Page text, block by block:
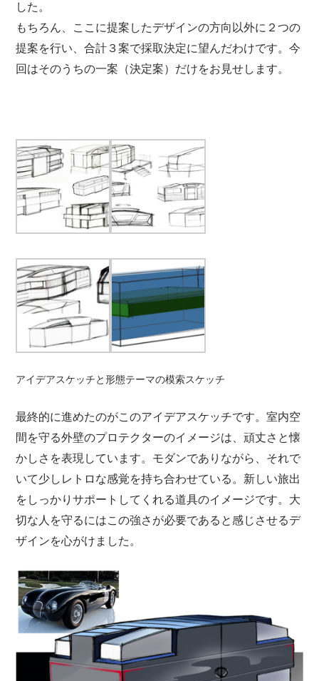
した。
もちろん、ここに提案したデザインの方向以外に２つの
提案を行い、合計３案で採取決定に望んだわけです。今
回はそのうちの一案（決定案）だけをお見せします。
アイデアスケッチと形態テーマの模索スケッチ
最終的に進めたのがこのアイデアスケッチです。室内空
間を守る外壁のプロテクターのイメージは、頑丈さと懐
かしさを表現しています。モダンでありながら、それで
いて少しレトロな感覚を持ち合わせている。新しい旅出
をしっかりサポートしてくれる道具のイメージです。大
切な人を守るにはこの強さが必要であると感じさせるデ
ザインを心がけました。